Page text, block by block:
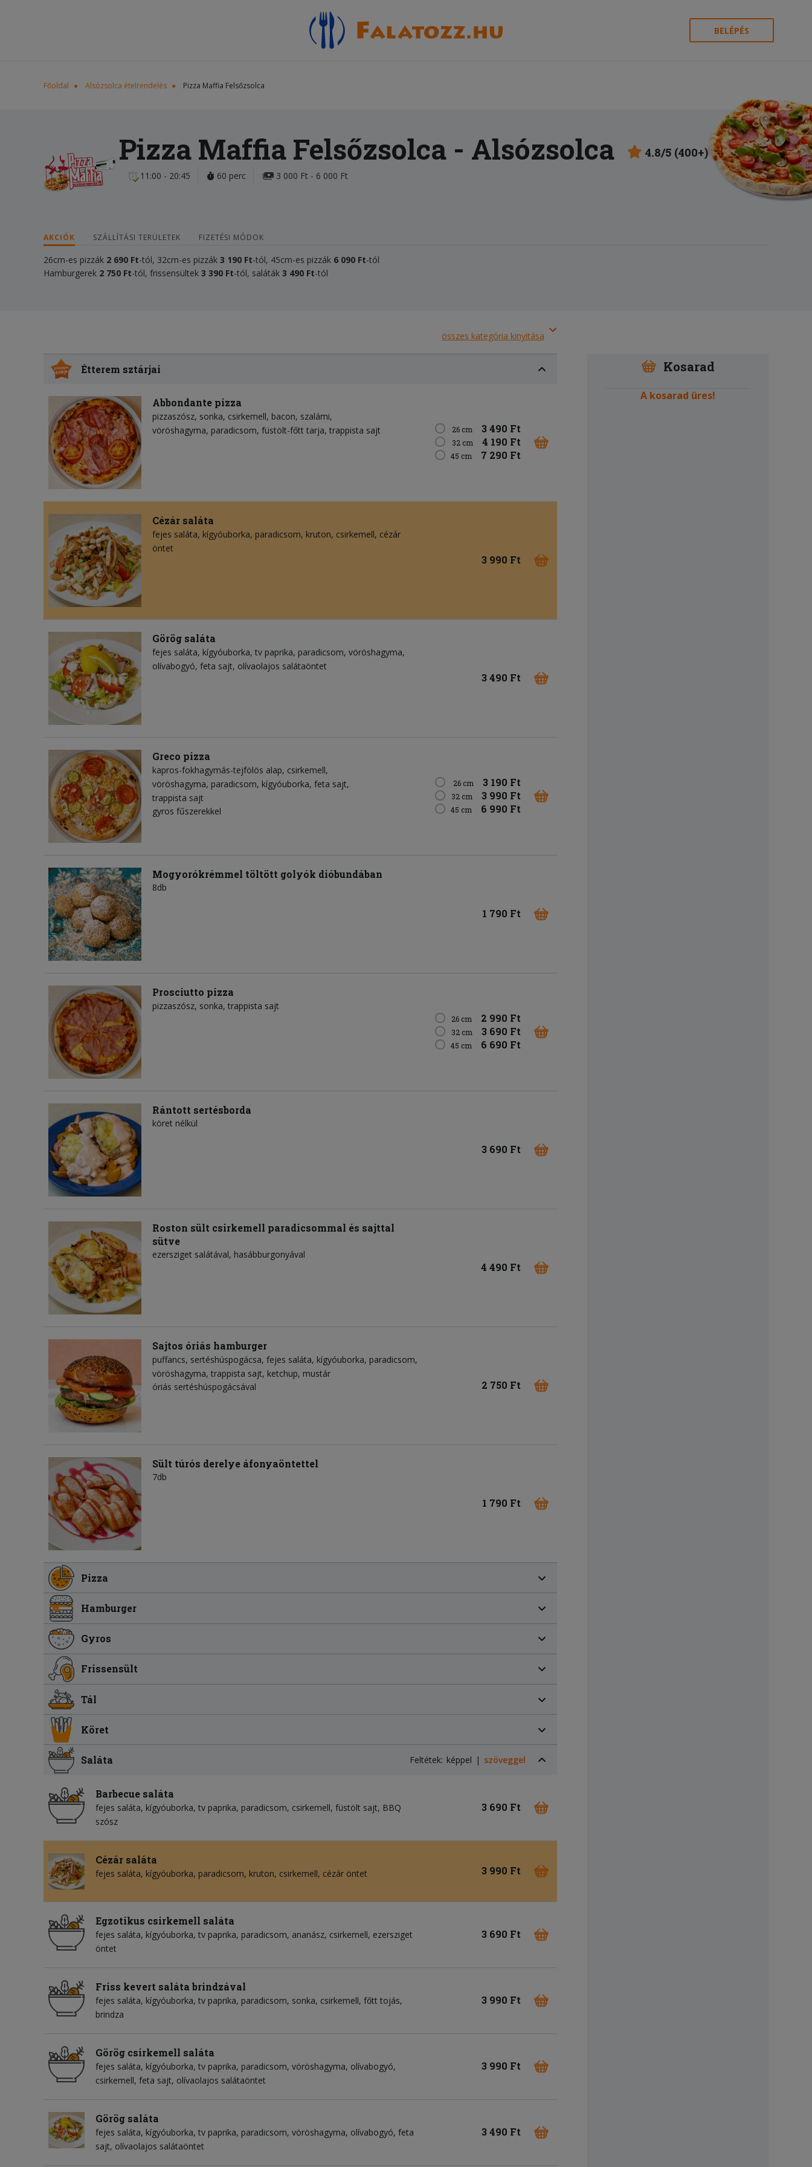
BELÉPÉS
Főoldal Alsózsolca ételrendelés Pizza Maffia Felsőzsolca
Pizza Maffia Felsőzsolca - Alsózsolca 4.8/5 (400+)
11:00 - 20:45 60 perc 3 000 Ft - 6 000 Ft
AKCIÓK SZÁLLÍTÁSI TERÜLETEK FIZETÉSI MÓDOK
26cm-es pizzák 2 690 Ft-tól, 32cm-es pizzák 3 190 Ft-tól, 45cm-es pizzák 6 090 Ft-tól
Hamburgerek 2 750 Ft-tól, frissensültek 3 390 Ft-tól, saláták 3 490 Ft-tól
összes kategória kinyitása
Étterem sztárjai
Abbondante pizza
pizzaszósz sonka csirkemell bacon szalámi
vöröshagyma paradicsom füstölt-főtt tarja trappista sajt 26 cm 3 490 Ft
32 cm 4 190 Ft
45 cm 7 290 Ft
Cézár saláta
fejes saláta kígyóuborka paradicsom kruton csirkemell cézár
öntet
3 990 Ft
Görög saláta
fejes saláta kígyóuborka tv paprika paradicsom vöröshagyma
olívabogyó feta sajt olívaolajos salátaöntet
3 490 Ft
Greco pizza
kapros-fokhagymás-tejfölös alap csirkemell
vöröshagyma paradicsom kígyóuborka feta sajt
trappista sajt
gyros fűszerekkel
26 cm 3 190 Ft
32 cm 3 990 Ft
45 cm 6 990 Ft
Mogyorókrémmel töltött golyók dióbundában
8db
1 790 Ft
Prosciutto pizza
pizzaszósz sonka trappista sajt
26 cm 2 990 Ft
32 cm 3 690 Ft
45 cm 6 690 Ft
Rántott sertésborda
köret nélkül
3 690 Ft
Roston sült csirkemell paradicsommal és sajttal
sütve
ezersziget salátával, hasábburgonyával
4 490 Ft
Sajtos óriás hamburger
puffancs sertéshúspogácsa fejes saláta kígyóuborka paradicsom
vöröshagyma trappista sajt ketchup mustár
óriás sertéshúspogácsával
2 750 Ft
Sült túrós derelye áfonyaöntettel
7db
1 790 Ft
Pizza
Hamburger
Gyros
Frissensült
Tál
Köret
Saláta Feltétek: képpel szöveggel
Barbecue saláta
fejes saláta kígyóuborka tv paprika paradicsom csirkemell füstölt sajt BBQ
szósz
3 690 Ft
Cézár saláta
fejes saláta kígyóuborka paradicsom kruton csirkemell cézár öntet 3 990 Ft
Egzotikus csirkemell saláta
fejes saláta kígyóuborka tv paprika paradicsom ananász csirkemell ezersziget
öntet
3 690 Ft
Friss kevert saláta brindzával
fejes saláta kígyóuborka tv paprika paradicsom sonka csirkemell főtt tojás
brindza
3 990 Ft
Görög csirkemell saláta
fejes saláta kígyóuborka tv paprika paradicsom vöröshagyma olívabogyó
csirkemell feta sajt olívaolajos salátaöntet
3 990 Ft
Görög saláta
fejes saláta kígyóuborka tv paprika paradicsom vöröshagyma olívabogyó feta
sajt olívaolajos salátaöntet
3 490 Ft
Kosarad
A kosarad üres!